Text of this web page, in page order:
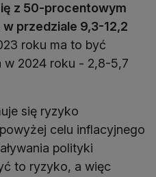
z 50-procentowym
przedziale 9,3-12,2
roku ma to być
w 2024 roku - 2,8-5,7
się ryzyko
celu inflacyjnego
polityki
to ryzyko, a więc